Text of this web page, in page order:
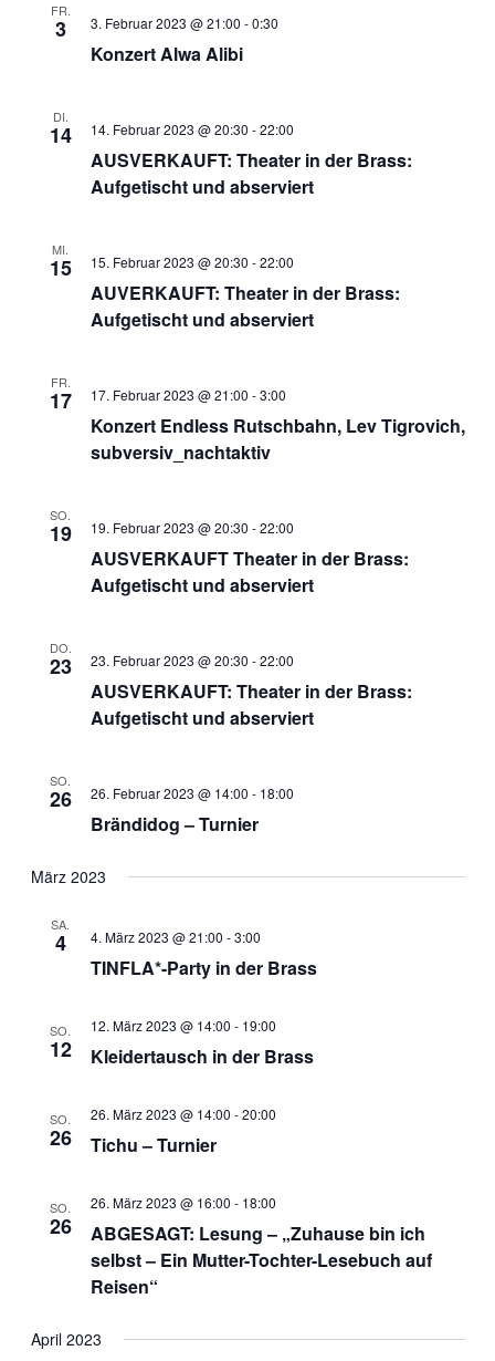
FR.
3
Konzert Alwa Alibi
3. Februar 2023 @ 21:00 -0:30
DI.
14
AUSVERKAUFT: Theater in der Brass:
Aufgetischt und abserviert
14. Februar 2023 @ 20:30 -22:00
MI.
15
AUVERKAUFT: Theater in der Brass:
Aufgetischt und abserviert
15. Februar 2023 @ 20:30 -22:00
FR.
17
Konzert Endless Rutschbahn, Lev Tigrovich,
subversiv_nachtaktiv
17. Februar 2023 @ 21:00 -3:00
SO.
19
AUSVERKAUFT Theater in der Brass:
Aufgetischt und abserviert
19. Februar 2023 @ 20:30 -22:00
DO.
23
AUSVERKAUFT: Theater in der Brass:
Aufgetischt und abserviert
23. Februar 2023 @ 20:30 -22:00
SO.
26
Brändidog – Turnier
26. Februar 2023 @ 14:00 - 18:00
März 2023
SA.
4
TINFLA*-Party in der Brass
4. März 2023 @ 21:00 -3:00
SO.
12 Kleidertausch in der Brass
12. März 2023 @ 14:00 - 19:00
SO.
26 Tichu – Turnier
26. März 2023 @ 14:00 -20:00
SO.
26
ABGESAGT: Lesung – „Zuhause bin ich
selbst – Ein Mutter-Tochter-Lesebuch auf
Reisen“
26. März 2023 @ 16:00 - 18:00
April 2023